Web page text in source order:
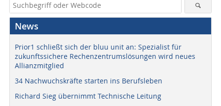
News
Prior1 schließt sich der bluu unit an: Spezialist für
zukunftssichere Rechenzentrumslösungen wird neues
Allianzmitglied
34 Nachwuchskräfte starten ins Berufsleben
Richard Sieg übernimmt Technische Leitung